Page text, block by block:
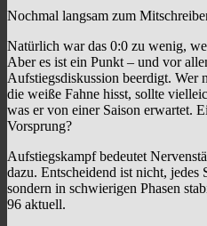
Nochmal langsam zum
Natürlich war das 0:0 zu wenig,
Aber es ist ein Punkt – und vor
Aufstiegsdiskussion beerdigt. Wer
die weiße Fahne hisst, sollte
was er von einer Saison erwartet.
Vorsprung?
Aufstiegskampf bedeutet
dazu. Entscheidend ist nicht, jedes
sondern in schwierigen Phasen
96 aktuell.